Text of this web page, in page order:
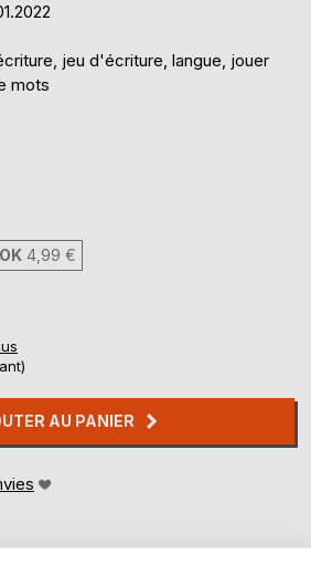
jeu d'écriture, langue, jouer
mots
4,99 €
AU PANIER